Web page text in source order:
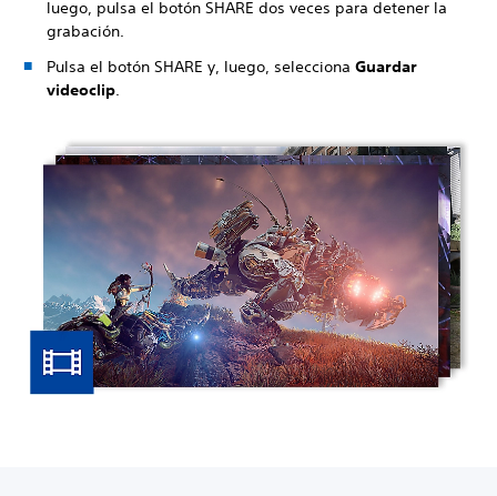
luego, pulsa el botón SHARE dos veces para detener la
grabación.
Pulsa el botón SHARE y, luego, selecciona Guardar
videoclip.